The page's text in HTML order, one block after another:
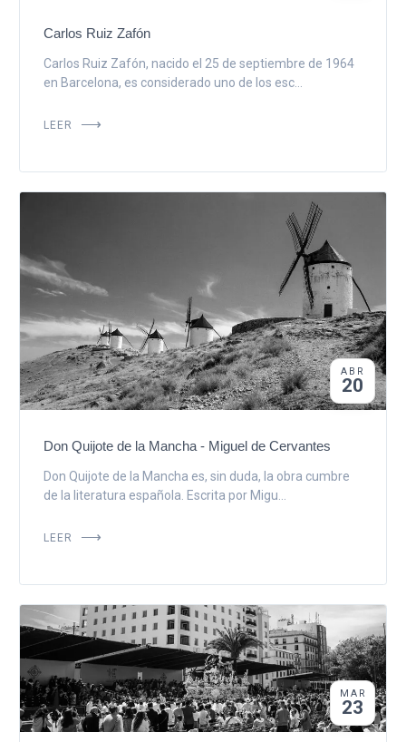
Carlos Ruiz Zafón
Carlos Ruiz Zafón, nacido el 25 de septiembre de 1964
en Barcelona, es considerado uno de los esc...
LEER
ABR
20
Don Quijote de la Mancha - Miguel de Cervantes
Don Quijote de la Mancha es, sin duda, la obra cumbre
de la literatura española. Escrita por Migu...
LEER
MAR
23